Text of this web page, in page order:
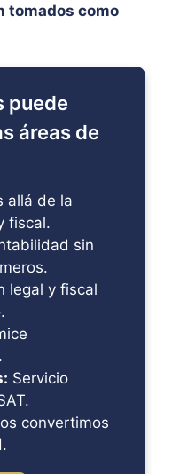
tomados como
puede
áreas de
allá de la
fiscal.
sin
legal y fiscal
Servicio
convertimos